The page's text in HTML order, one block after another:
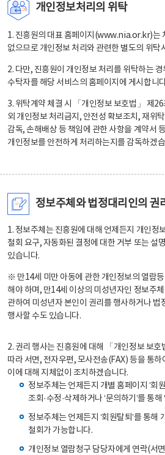
개인정보처리의 위탁
1. 진흥원의 대표 홈페이지(www.nia.or.kr)는
없으므로 개인정보 처리와 관련한 별도의 위탁
2. 다만, 진흥원이 개인정보 처리를 위탁하는
수탁자를 해당 서비스의 홈페이지에 게시합니
3. 위탁계약 체결 시 「개인정보 보호법」 제
외 개인정보 처리금지, 안전성 확보조치, 재위
감독, 손해배상 등 책임에 관한 사항을 계약서
개인정보를 안전하게 처리하는지를 감독하겠
정보주체와 법정대리인의 권
1. 정보주체는 진흥원에 대해 언제든지 개인정
철회 요구, 자동화된 결정에 대한 거부 또는 설
있습니다.
※ 만14세 미만 아동에 관한 개인정보의 열람
해야 하며, 만14세 이상의 미성년자인 정보주
관하여 미성년자 본인이 권리를 행사하거나 법
행사할 수도 있습니다.
2. 권리 행사는 진흥원에 대해 「개인정보 보호
따라 서면, 전자우편, 모사전송(FAX) 등을 통
이에 대해 지체없이 조치하겠습니다.
정보주체는 언제든지 개별 홈페이지 ‘회
조회·수정·삭제하거나 ‘문의하기’를 통
정보주체는 언제든지 ‘회원탈퇴’를 통해
철회가 가능합니다.
개인정보 열람청구 담당자에게 연락(서